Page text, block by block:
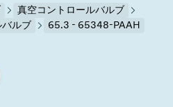
ト
真空コントロールバルブ
ルブ
65.3 - 65348-PAAH